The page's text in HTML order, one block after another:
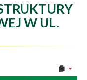
W UL.